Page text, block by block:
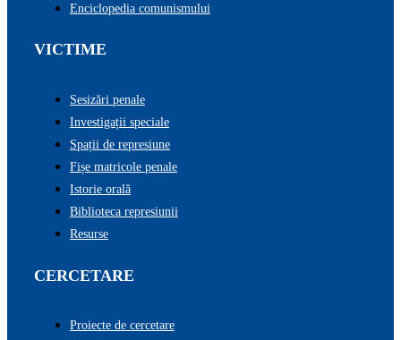
Enciclopedia comunismului
VICTIME
Sesizări penale
Investigații speciale
Spații de represiune
Fișe matricole penale
Istorie orală
Biblioteca represiunii
Resurse
CERCETARE
Proiecte de cercetare